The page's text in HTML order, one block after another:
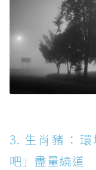
3. 生肖豬：
吧」盡量繞道